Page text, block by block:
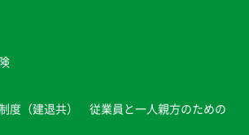
度（建退共） 従業員と一人親方のための